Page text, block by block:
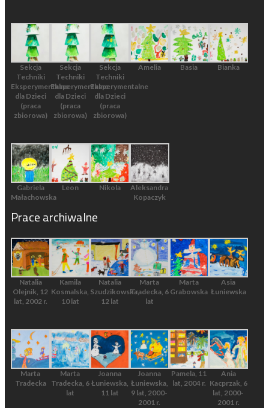
Sekcja
Techniki
Eksperymentalne
dla Dzieci
(praca
zbiorowa)
Sekcja
Techniki
Eksperymentalne
dla Dzieci
(praca
zbiorowa)
Sekcja
Techniki
Eksperymentalne
dla Dzieci
(praca
zbiorowa)
Amelia Basia Bianka
Gabriela
Małachowska
Leon Nikola
Aleksandra
Kopaczyk
Prace archiwalne
Natalia
Olejnik, 12
lat, 2002 r.
Kamila
Kosmalska,
10 lat
Natalia
Szudzikowska,
12 lat
Marta
Tradecka, 6
lat
Marta
Grabowska
Asia
Łuniewska
Marta
Tradecka
Marta
Tradecka, 6
lat
Joanna
Łuniewska,
11 lat
Joanna
Łuniewska,
9 lat, 2000-
2001 r.
Pamela, 11
lat, 2004 r.
Ania
Kacprzak, 6
lat, 2000-
2001 r.